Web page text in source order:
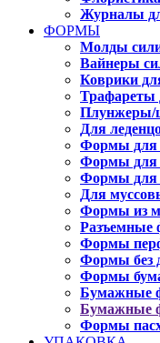
Журналы
ФОРМЫ
Молды
Вайнеры
Коврики
Трафареты
Для
Формы для
Формы для
Формы для
Для
Формы из
Разъемные
Формы
Формы без
Формы
Бумажные
Бумажные
Формы